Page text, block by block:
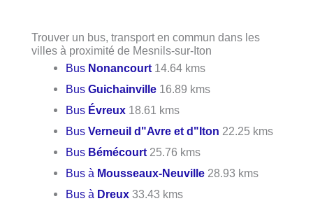
Trouver un bus, transport en commun dans les
villes à proximité de Mesnils-sur-Iton
Bus Nonancourt 14.64 kms
BusGuichainville 16.89 kms
Bus Évreux 18.61 kms
BusVerneuil d"Avre et d"Iton 22.25 kms
Bus Bémécourt 25.76 kms
Bus à Mousseaux-Neuville 28.93 kms
Bus à Dreux 33.43 kms